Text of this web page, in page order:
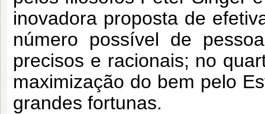
inovadora proposta de
número possível de
precisos e racionais; no
maximização do bem pelo
grandes fortunas.